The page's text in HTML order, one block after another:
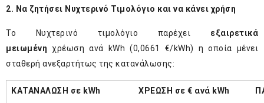
2. Να ζητήσει Νυχτερινό Τιμολόγιο και να κάνει χρήση
Το Νυχτερινό τιμολόγιο παρέχει εξαιρετικά
μειωμένη χρέωση ανά kWh (0,0661 €/kWh) η οποία μένει
σταθερή ανεξαρτήτως της κατανάλωσης:
ΚΑΤΑΝΑΛΩΣΗ σε kWh ΧΡΕΩΣΗ σε € ανά kWh